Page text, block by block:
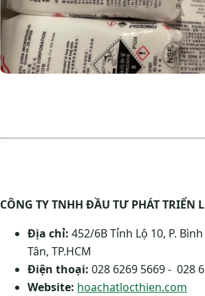
CÔNG TY TNHH ĐẦU TƯ PHÁT TRIỂN
Địa chỉ: 452/6B Tỉnh Lộ 10, P.
Tân, TP.HCM
Điện thoại: 028 6269 5669 - 028
Website: hoachatlocthien.com